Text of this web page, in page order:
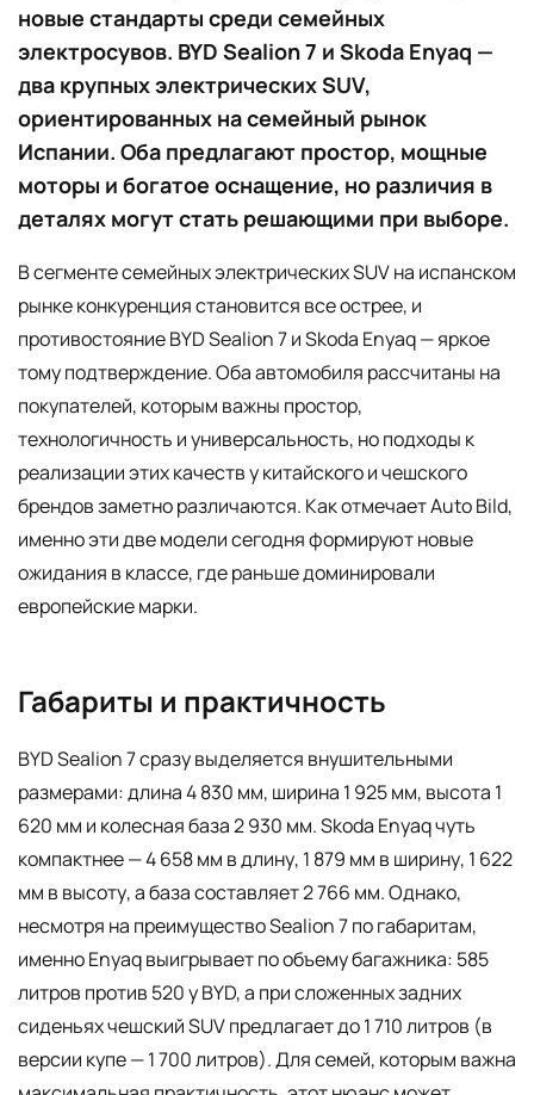
новые стандарты среди семейных
электросувов. BYD Sealion 7 и Skoda Enyaq —
два крупных электрических SUV,
ориентированных на семейный рынок
Испании. Оба предлагают простор, мощные
моторы и богатое оснащение, но различия в
деталях могут стать решающими при выборе.
В сегменте семейных электрических SUV на испанском
рынке конкуренция становится все острее, и
противостояние BYD Sealion 7 и Skoda Enyaq — яркое
тому подтверждение. Оба автомобиля рассчитаны на
покупателей, которым важны простор,
технологичность и универсальность, но подходы к
реализации этих качеств у китайского и чешского
брендов заметно различаются. Как отмечает Auto Bild,
именно эти две модели сегодня формируют новые
ожидания в классе, где раньше доминировали
европейские марки.
Габариты и практичность
BYD Sealion 7 сразу выделяется внушительными
размерами: длина 4 830 мм, ширина 1 925 мм, высота 1
620 мм и колесная база 2 930 мм. Skoda Enyaq чуть
компактнее — 4 658 мм в длину, 1 879 мм в ширину, 1 622
мм в высоту, а база составляет 2 766 мм. Однако,
несмотря на преимущество Sealion 7 по габаритам,
именно Enyaq выигрывает по объему багажника: 585
литров против 520 у BYD, а при сложенных задних
сиденьях чешский SUV предлагает до 1 710 литров (в
версии купе — 1 700 литров). Для семей, которым важна